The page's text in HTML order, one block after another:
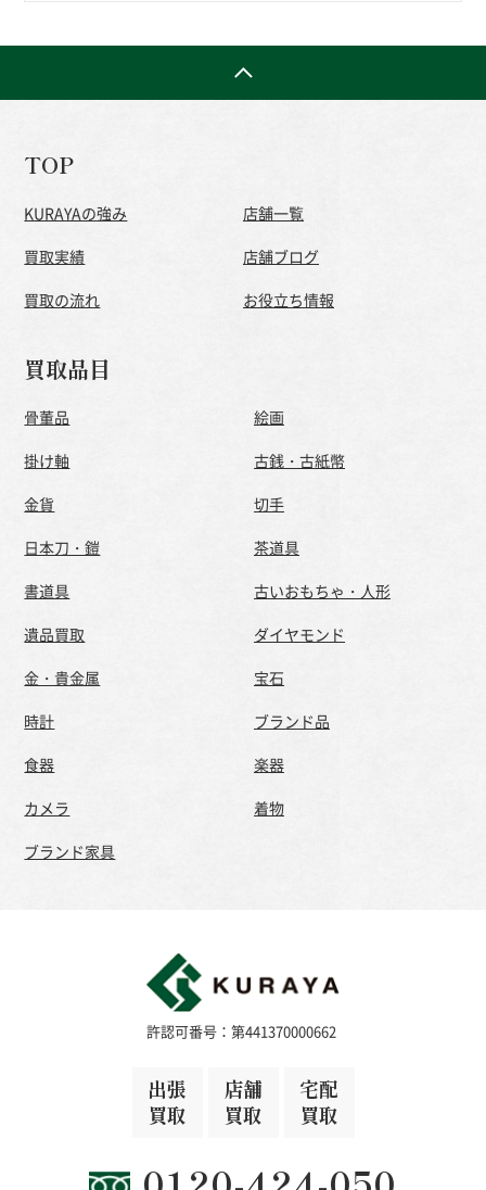
TOP
KURAYAの強み
買取実績
買取の流れ
店舗一覧
店舗ブログ
お役立ち情報
買取品目
骨董品
絵画
掛け軸
古銭・古紙幣
金貨
切手
日本刀・鎧
茶道具
書道具
古いおもちゃ・人形
遺品買取
ダイヤモンド
金・貴金属
宝石
時計
ブランド品
食器
楽器
カメラ
着物
ブランド家具
許認可番号：第441370000662
出張
買取
店舗
買取
宅配
買取